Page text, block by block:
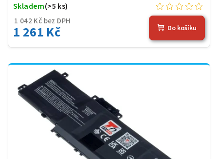
1 042 Kč bez DPH
1 261 Kč
Skladem(>5 ks)
Do košíku